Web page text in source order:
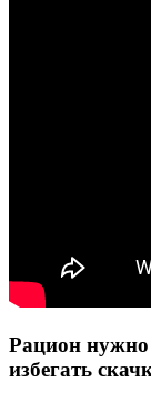
Рацион нужно
избегать